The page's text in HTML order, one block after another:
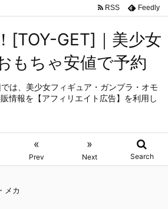
[TOY-GET]｜美少女
もちゃ安値で予約
は、美少女フィギュア・ガンプラ・オモ
情報を【アフィリエイト広告】を利用し
«
Prev
»
Next Search
RSS Feedly
メカ